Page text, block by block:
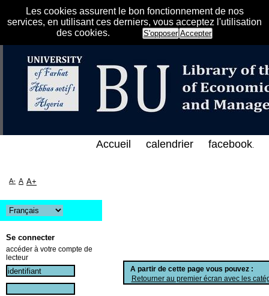
Les cookies assurent le bon fonctionnement de nos
services, en utilisant ces derniers, vous acceptez l'utilisation
des cookies.
S'opposer Accepter
الإلكتروني على الخط المباشر لمكتبة كلية
A partir de cette page vous pouvez :
Retourner au premier écran avec les
Accueil calendrier facebook.
A- A A+
Se connecter
accéder à votre compte de
lecteur